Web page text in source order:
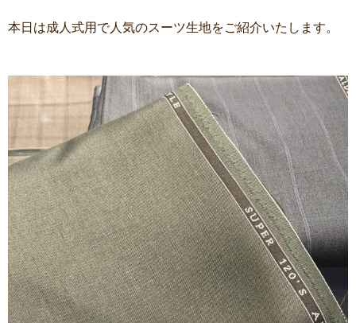
本日は成人式用で人気のスーツ生地をご紹介いたします。